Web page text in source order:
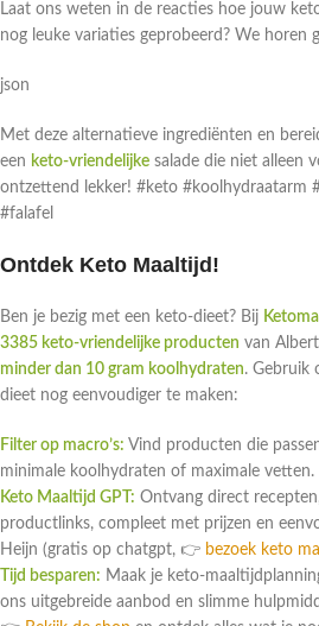
Laat ons weten in de reacties hoe jouw
nog leuke variaties geprobeerd? We horen
json
Met deze alternatieve ingrediënten en
een keto-vriendelijke salade die niet alleen
ontzettend lekker! #keto #koolhydraatarm
#falafel
Ontdek Keto Maaltijd!
Ben je bezig met een keto-dieet? Bij
3385 keto-vriendelijke producten van
minder dan 10 gram koolhydraten. Gebruik
dieet nog eenvoudiger te maken:
Filter op macro’s: Vind producten die
minimale koolhydraten of maximale vetten.
Keto Maaltijd GPT: Ontvang direct
productlinks, compleet met prijzen en
Heijn (gratis op chatgpt, 👉 bezoek keto
Tijd besparen: Maak je keto-
ons uitgebreide aanbod en slimme